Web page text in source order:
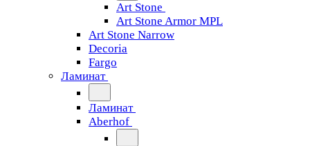
Art Stone
Art Stone Armor MPL
Art Stone Narrow
Decoria
Fargo
Ламинат
Ламинат
Aberhof